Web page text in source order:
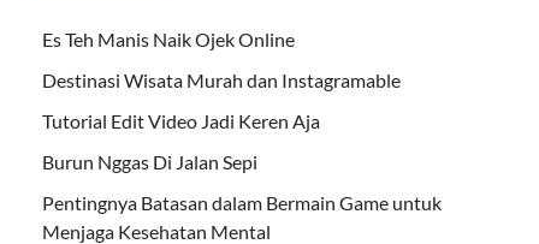
Es Teh Manis Naik Ojek Online
Destinasi Wisata Murah dan Instagramable
Tutorial Edit Video Jadi Keren Aja
Burun Nggas Di Jalan Sepi
Pentingnya Batasan dalam Bermain Game untuk
Menjaga Kesehatan Mental